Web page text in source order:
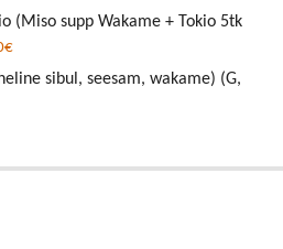
(Miso supp Wakame + Tokio 5tk
sibul, seesam, wakame) (G,